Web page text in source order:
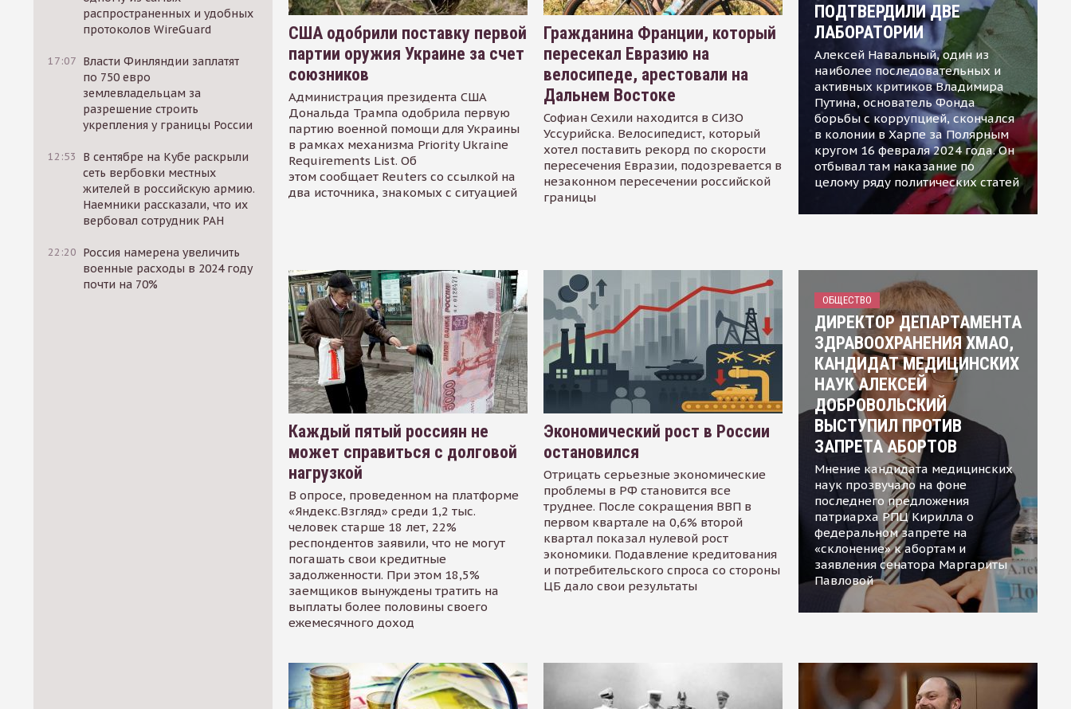
распространенных и удобных
протоколов WireGuard
17:07 Власти Финляндии заплатят
по 750 евро
землевладельцам за
разрешение строить
укрепления у границы России
12:53
В сентябре на Кубе раскрыли
сеть вербовки местных
жителей в российскую армию.
Наемники рассказали, что их
вербовал сотрудник РАН
22:20 Россия намерена увеличить
военные расходы в 2024 году
почти на 70%
США одобрили поставку первой
партии оружия Украине за счет
союзников
Администрация президента США
Дональда Трампа одобрила первую
партию военной помощи для Украины
в рамках механизма Priority Ukraine
Requirements List. Об
этом сообщает Reuters со ссылкой на
два источника, знакомых с ситуацией
Гражданина Франции, который
пересекал Евразию на
велосипеде, арестовали на
Дальнем Востоке
Софиан Сехили находится в СИЗО
Уссурийска. Велосипедист, который
хотел поставить рекорд по скорости
пересечения Евразии, подозревается в
незаконном пересечении российской
границы
ПОДТВЕРДИЛИ ДВЕ
ЛАБОРАТОРИИ
Алексей Навальный, один из
наиболее последовательных и
активных критиков Владимира
Путина, основатель Фонда
борьбы с коррупцией, скончался
в колонии в Харпе за Полярным
кругом 16 февраля 2024 года. Он
отбывал там наказание по
целому ряду политических статей
Каждый пятый россиян не
может справиться с долговой
нагрузкой
В опросе, проведенном на платформе
«Яндекс.Взгляд» среди 1,2 тыс.
человек старше 18 лет, 22%
респондентов заявили, что не могут
погашать свои кредитные
задолженности. При этом 18,5%
заемщиков вынуждены тратить на
выплаты более половины своего
ежемесячного доход
Экономический рост в России
остановился
Отрицать серьезные экономические
проблемы в РФ становится все
труднее. После сокращения ВВП в
первом квартале на 0,6% второй
квартал показал нулевой рост
экономики. Подавление кредитования
и потребительского спроса со стороны
ЦБ дало свои результаты
ОБЩЕСТВО
ДИРЕКТОР ДЕПАРТАМЕНТА
ЗДРАВООХРАНЕНИЯ ХМАО,
КАНДИДАТ МЕДИЦИНСКИХ
НАУК АЛЕКСЕЙ
ДОБРОВОЛЬСКИЙ
ВЫСТУПИЛ ПРОТИВ
ЗАПРЕТА АБОРТОВ
Мнение кандидата медицинских
наук прозвучало на фоне
последнего предложения
патриарха РПЦ Кирилла о
федеральном запрете на
«склонение» к абортам и
заявления сенатора Маргариты
Павловой